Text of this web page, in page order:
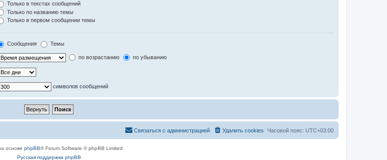
Только в текстах сообщений
Только по названию темы
Только в первом сообщении темы
Сообщения Темы
по возрастанию по убыванию
символов сообщений
Часовой пояс: UTC+03:00
Удалить cookies
Связаться с администрацией
основе phpBB® Forum Software © phpBB Limited
Русская поддержка phpBB